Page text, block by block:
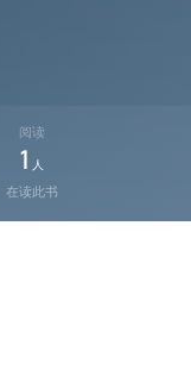
阅读
1 人
在读此书